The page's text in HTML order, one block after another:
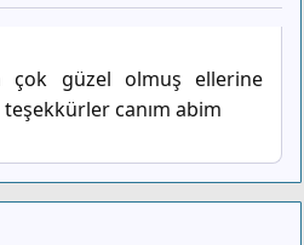
çok güzel olmuş ellerine
canım abim